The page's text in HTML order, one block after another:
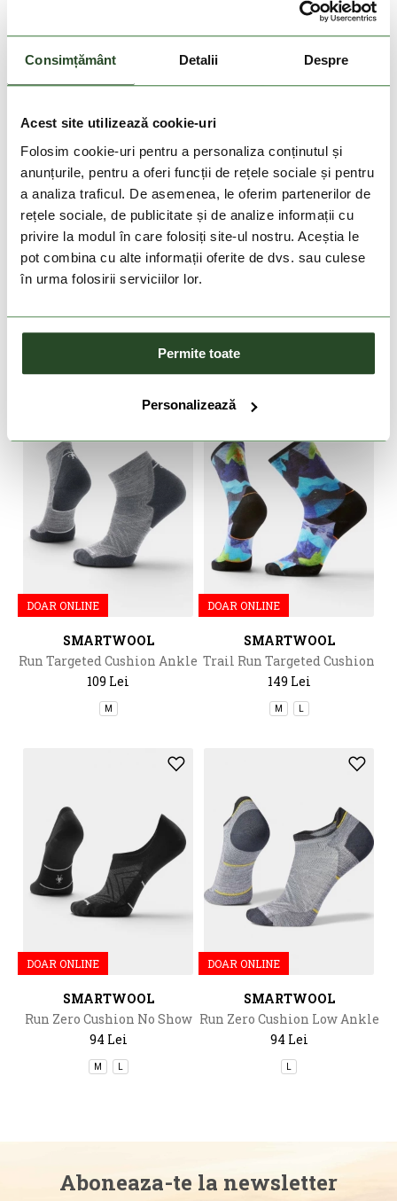
Consimțământ Detalii Despre
Acest site utilizează cookie-uri
Folosim cookie-uri pentru a personaliza conținutul și
anunțurile, pentru a oferi funcții de rețele sociale și pentru
a analiza traficul. De asemenea, le oferim partenerilor de
rețele sociale, de publicitate și de analize informații cu
privire la modul în care folosiți site-ul nostru. Aceștia le
pot combina cu alte informații oferite de dvs. sau culese
în urma folosirii serviciilor lor.
Permite toate
Personalizează
SMARTWOOL
Socks
109 Lei
Ankle Socks Run
109 Lei
DOAR ONLINE
SMARTWOOL
Run Targeted Cushion Ankle
Socks
109 Lei
M
DOAR ONLINE
SMARTWOOL
Trail Run Targeted Cushion
Summit Sector
149 Lei
M
DOAR ONLINE
SMARTWOOL
Run Zero Cushion No Show
Socks
94 Lei
M
DOAR ONLINE
SMARTWOOL
Run Zero Cushion Low Ankle
Socks
94 Lei
Aboneaza-te la newsletter